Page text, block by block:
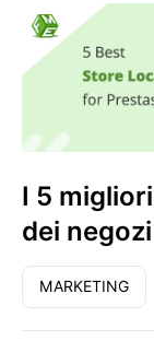
I 5
dei
MARKETING